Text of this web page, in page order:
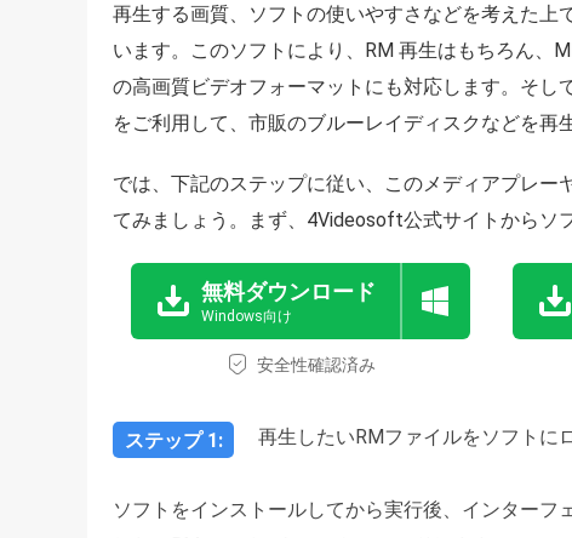
再生する画質、ソフトの使いやすさなどを考えた上で
います。このソフトにより、RM 再生はもちろん
の高画質ビデオフォーマットにも対応します。そし
をご利用して、市販のブルーレイディスクなどを再
では、下記のステップに従い、このメディアプレ
てみましょう。まず、4Videosoft公式サイトからソ
無料ダウンロード
Windows向け
安全性確認済み
ステップ 1: 再生したいRMファイルをソフトに
ソフトをインストールしてから実行後、インター